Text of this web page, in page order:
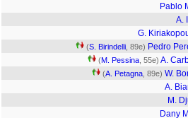
Pablo
A.
G.
(S. Birindelli , 89e) Pedro
(M. Pessina , 55e) A.
(A. Petagna , 89e) W.
A.
M.
Dany